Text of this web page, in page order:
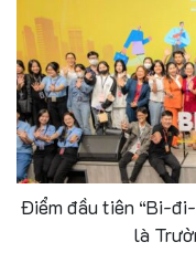
Điểm đầu tiên “Bi-
là